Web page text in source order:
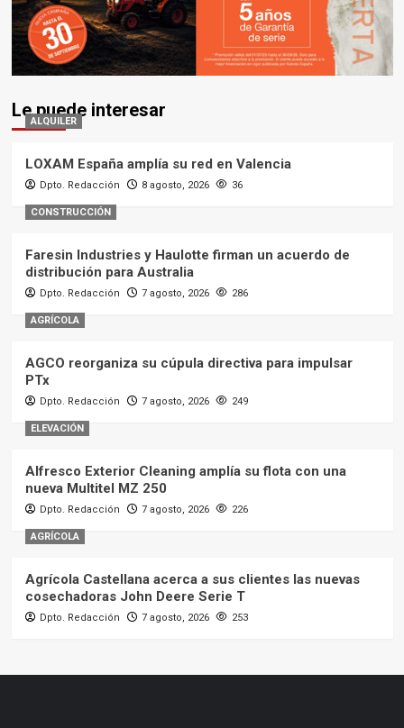
Le puede interesar
ALQUILER
LOXAM España amplía su red en Valencia
Dpto. Redacción 8 agosto, 2026 36
CONSTRUCCIÓN
Faresin Industries y Haulotte firman un acuerdo de
distribución para Australia
Dpto. Redacción 7 agosto, 2026 286
AGRÍCOLA
AGCO reorganiza su cúpula directiva para impulsar
PTx
Dpto. Redacción 7 agosto, 2026 249
ELEVACIÓN
Alfresco Exterior Cleaning amplía su flota con una
nueva Multitel MZ 250
Dpto. Redacción 7 agosto, 2026 226
AGRÍCOLA
Agrícola Castellana acerca a sus clientes las nuevas
cosechadoras John Deere Serie T
Dpto. Redacción 7 agosto, 2026 253